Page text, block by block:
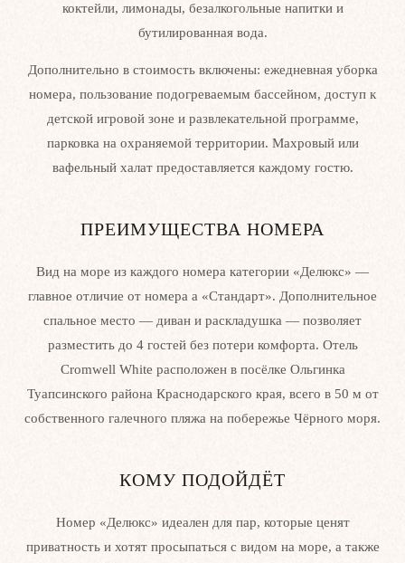
коктейли, лимонады, безалкогольные напитки и
бутилированная вода.
Дополнительно в стоимость включены: ежедневная уборка
номера, пользование подогреваемым бассейном, доступ к
детской игровой зоне и развлекательной программе,
парковка на охраняемой территории. Махровый или
вафельный халат предоставляется каждому гостю.
ПРЕИМУЩЕСТВА НОМЕРА
Вид на море из каждого номера категории «Делюкс» —
главное отличие от номера а «Стандарт». Дополнительное
спальное место — диван и раскладушка — позволяет
разместить до 4 гостей без потери комфорта. Отель
Cromwell White расположен в посёлке Ольгинка
Туапсинского района Краснодарского края, всего в 50 м от
собственного галечного пляжа на побережье Чёрного моря.
КОМУ ПОДОЙДЁТ
Номер «Делюкс» идеален для пар, которые ценят
приватность и хотят просыпаться с видом на море, а также
Площадь ванной— 6 м. кв.
Вместимость- до 7 человек
Люкс
Подробнее
Забронировать